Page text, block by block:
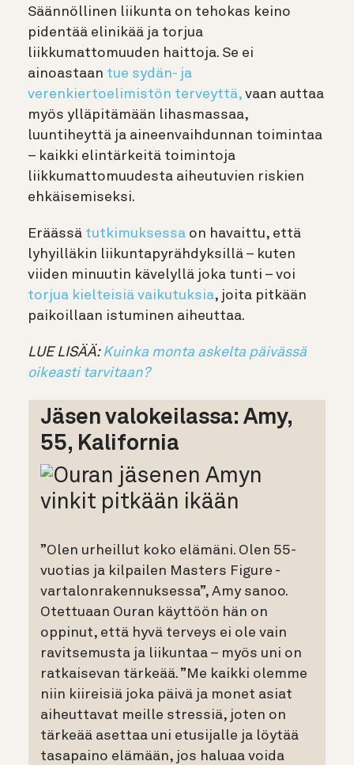
Säännöllinen liikunta on tehokas keino
pidentää elinikää ja torjua
liikkumattomuuden haittoja. Se ei
ainoastaan tue sydän- ja
verenkiertoelimistön terveyttä, vaan auttaa
myös ylläpitämään lihasmassaa,
luuntiheyttä ja aineenvaihdunnan toimintaa
– kaikki elintärkeitä toimintoja
liikkumattomuudesta aiheutuvien riskien
ehkäisemiseksi.
Eräässä tutkimuksessa on havaittu, että
lyhyilläkin liikuntapyrähdyksillä – kuten
viiden minuutin kävelyllä joka tunti – voi
torjua kielteisiä vaikutuksia, joita pitkään
paikoillaan istuminen aiheuttaa.
LUE LISÄÄ: Kuinka monta askelta päivässä
oikeasti tarvitaan?
Jäsen valokeilassa: Amy,
55, Kalifornia
”Olen urheillut koko elämäni. Olen 55-
vuotias ja kilpailen Masters Figure -
vartalonrakennuksessa”, Amy sanoo.
Otettuaan Ouran käyttöön hän on
oppinut, että hyvä terveys ei ole vain
ravitsemusta ja liikuntaa – myös uni on
ratkaisevan tärkeää. ”Me kaikki olemme
niin kiireisiä joka päivä ja monet asiat
aiheuttavat meille stressiä, joten on
tärkeää asettaa uni etusijalle ja löytää
tasapaino elämään, jos haluaa voida